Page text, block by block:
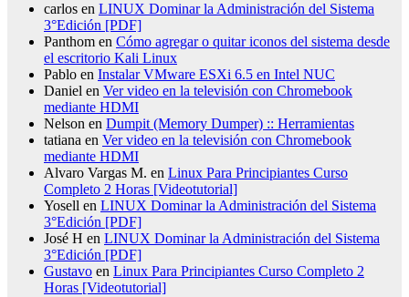
carlos en LINUX Dominar la Administración del Sistema
3°Edición [PDF]
Panthom en Cómo agregar o quitar iconos del sistema desde
el escritorio Kali Linux
Pablo en Instalar VMware ESXi 6.5 en Intel NUC
Daniel en Ver video en la televisión con Chromebook
mediante HDMI
Nelson en Dumpit (Memory Dumper) :: Herramientas
tatiana en Ver video en la televisión con Chromebook
mediante HDMI
Alvaro Vargas M. en Linux Para Principiantes Curso
Completo 2 Horas [Videotutorial]
Yosell en LINUX Dominar la Administración del Sistema
3°Edición [PDF]
José H en LINUX Dominar la Administración del Sistema
3°Edición [PDF]
Gustavo en Linux Para Principiantes Curso Completo 2
Horas [Videotutorial]